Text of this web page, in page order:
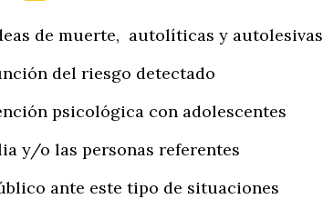
de muerte, autolíticas y autolesivas
del riesgo detectado
psicológica con adolescentes
y/o las personas referentes
ante este tipo de situaciones